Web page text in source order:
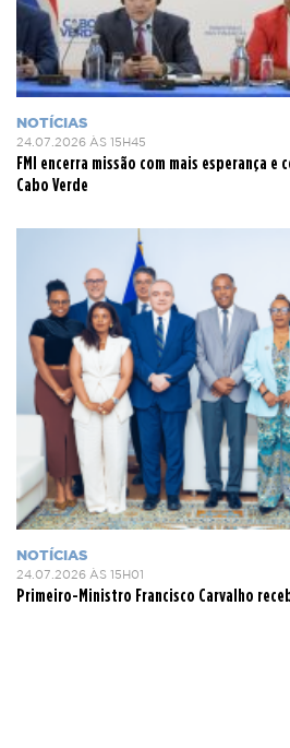
NOTÍCIAS
24.07.2026 ÀS 15H45
FMI encerra missão com mais esperança e
Cabo Verde
NOTÍCIAS
24.07.2026 ÀS 15H01
Primeiro-Ministro Francisco Carvalho